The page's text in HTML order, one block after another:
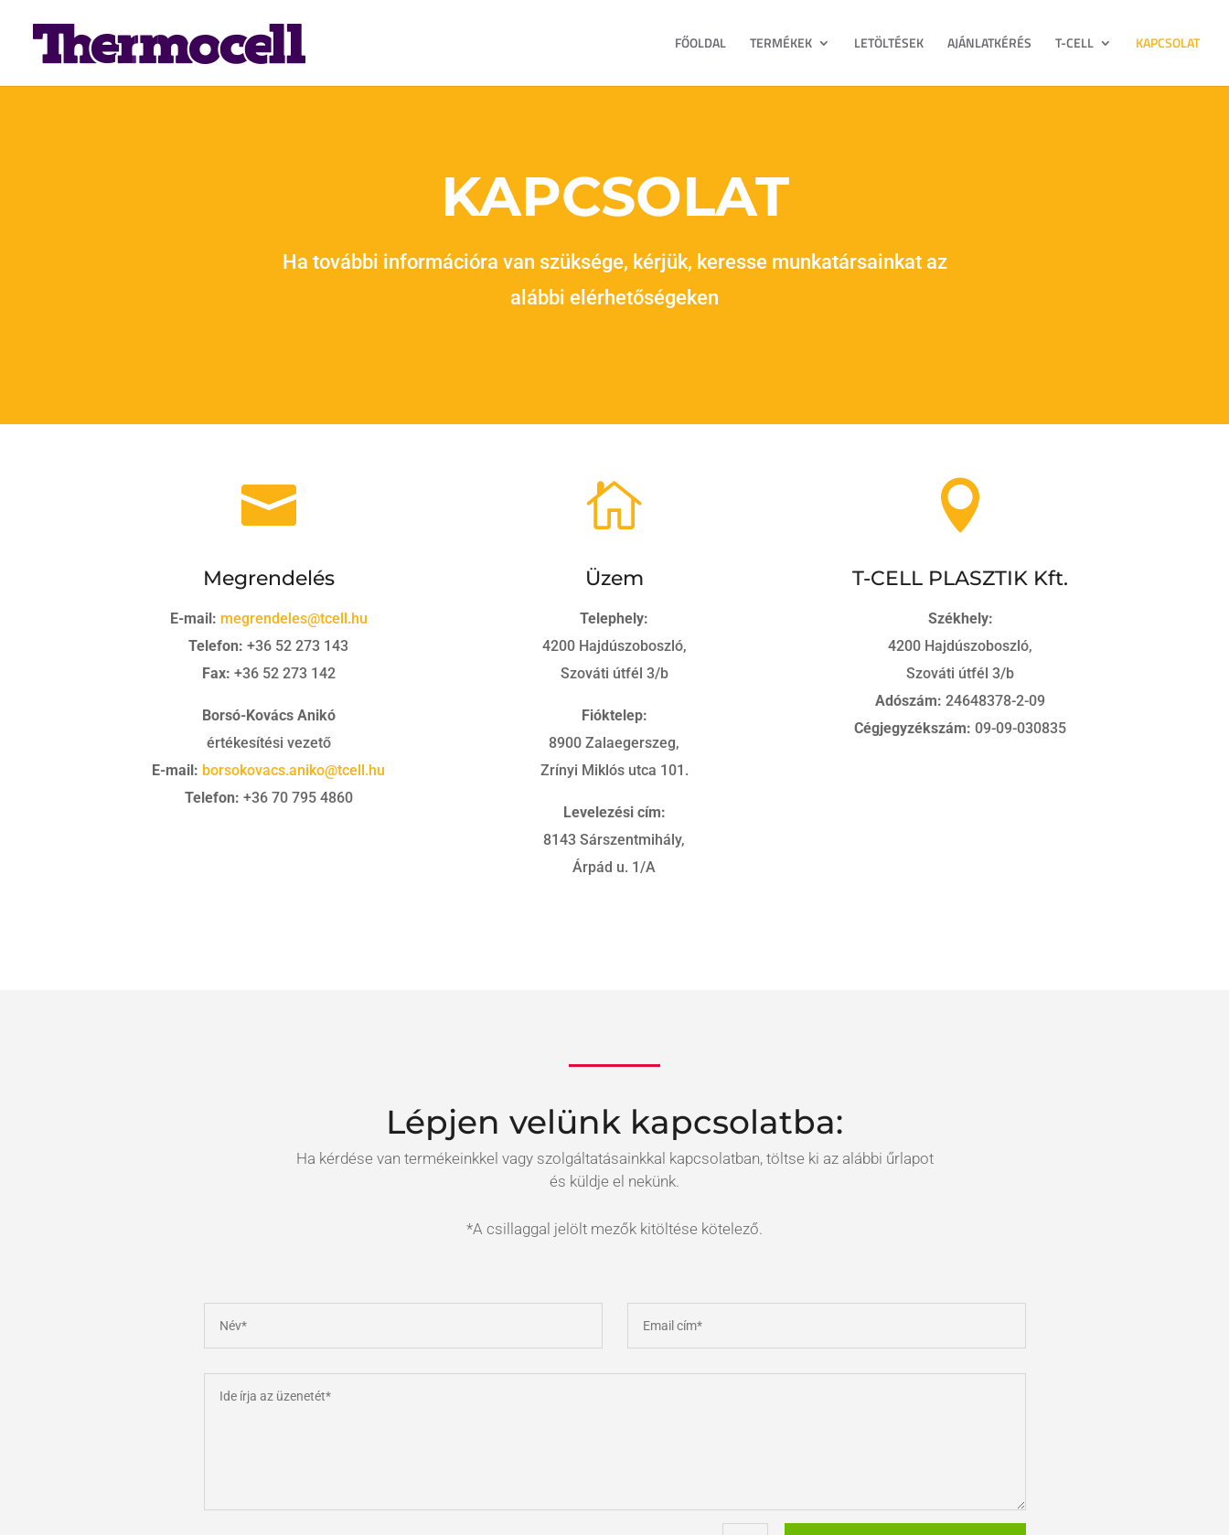
FŐOLDAL TERMÉKEK LETÖLTÉSEK AJÁNLATKÉRÉS T-CELL KAPCSOLAT
KAPCSOLAT
Ha további információra van szüksége, kérjük, keresse munkatársainkat az
alábbi elérhetőségeken

Megrendelés
E-mail: megrendeles@tcell.hu
Telefon: +36 52 273 143
Fax: +36 52 273 142
Borsó-Kovács Anikó
értékesítési vezető
E-mail: borsokovacs.aniko@tcell.hu
Telefon: +36 70 795 4860

Üzem
Telephely:
4200 Hajdúszoboszló,
Szováti útfél 3/b
Fióktelep:
8900 Zalaegerszeg,
Zrínyi Miklós utca 101.
Levelezési cím:
8143 Sárszentmihály,
Árpád u. 1/A

T-CELL PLASZTIK Kft.
Székhely:
4200 Hajdúszoboszló,
Szováti útfél 3/b
Adószám: 24648378-2-09
Cégjegyzékszám: 09-09-030835
Lépjen velünk kapcsolatba:
Ha kérdése van termékeinkkel vagy szolgáltatásainkkal kapcsolatban, töltse ki az alábbi űrlapot
és küldje el nekünk.
*A csillaggal jelölt mezők kitöltése kötelező.